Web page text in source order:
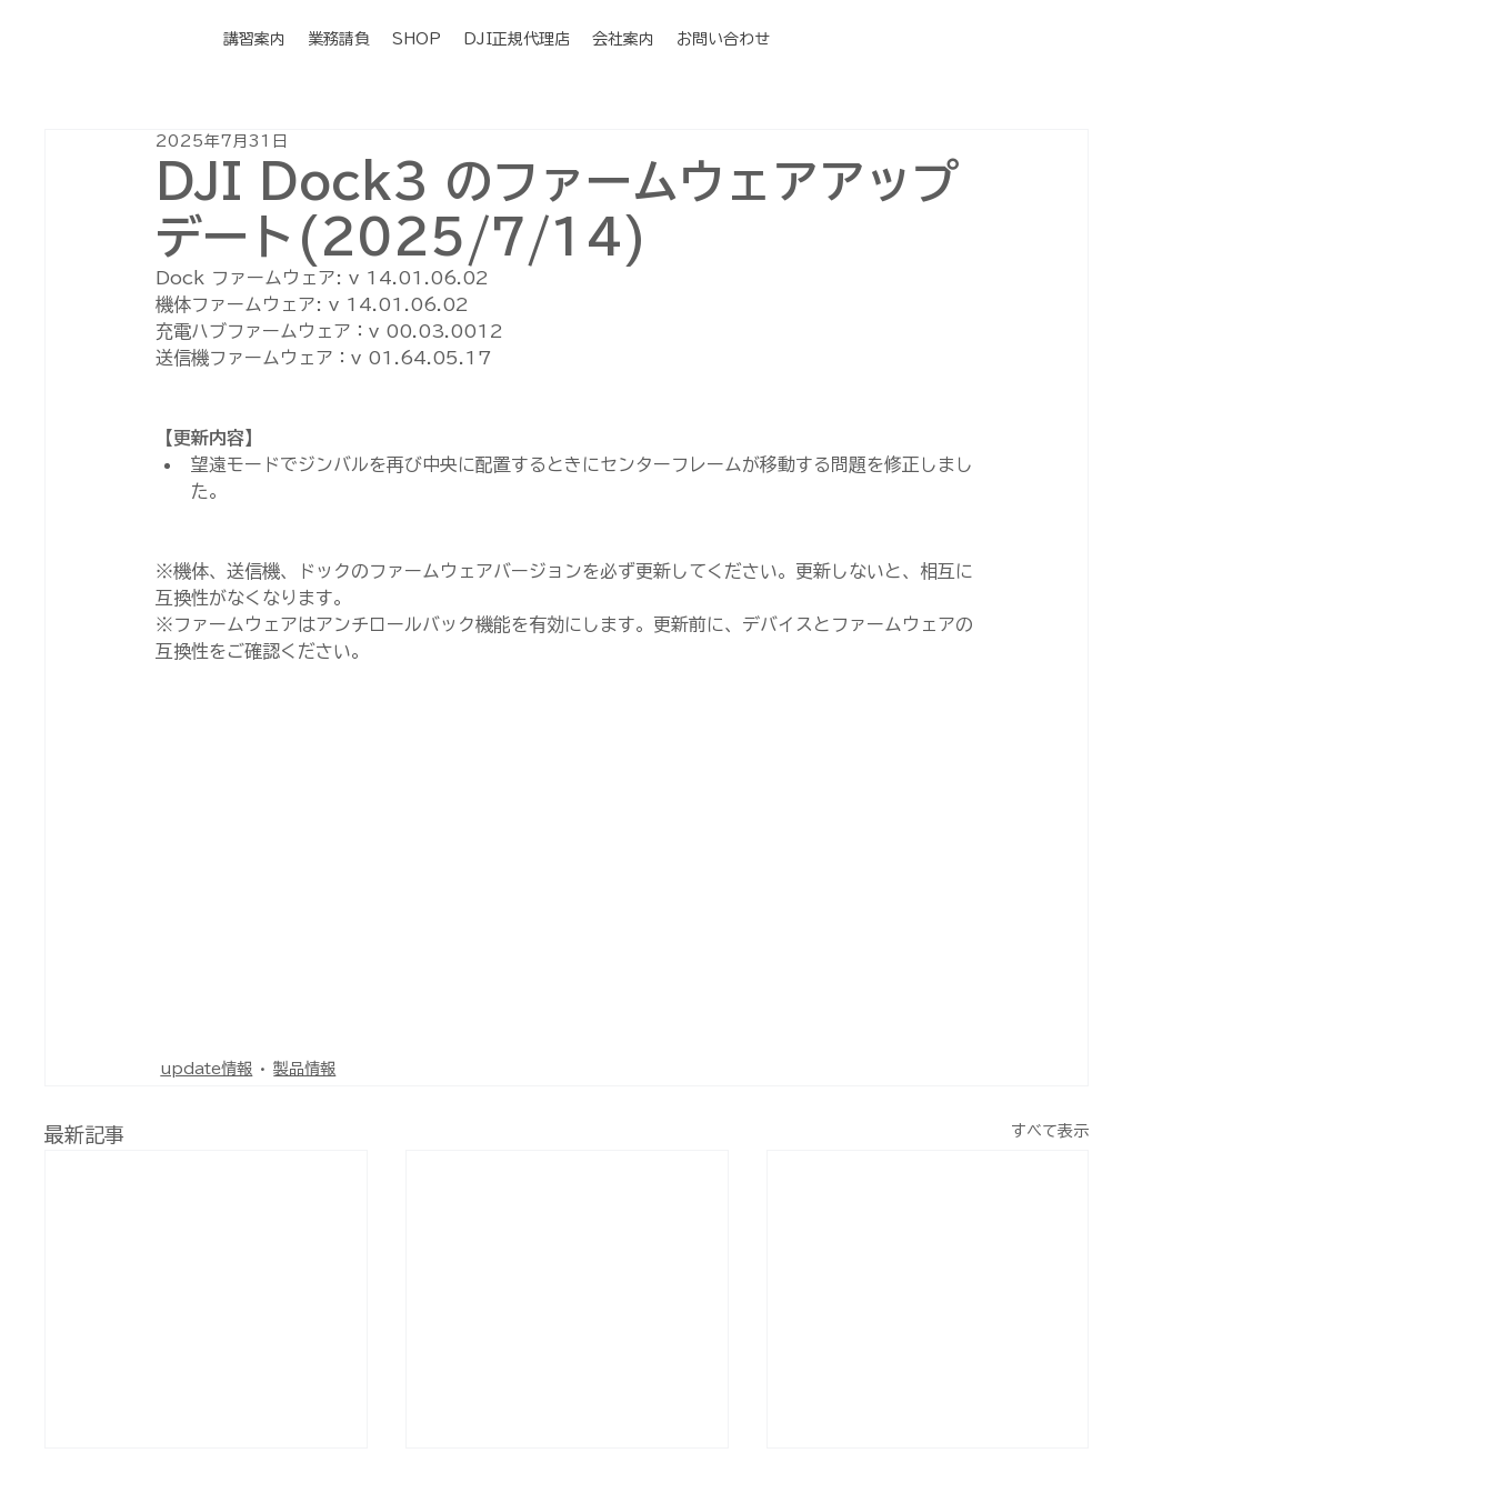
講習案内 業務請負 SHOP DJI正規代理店 会社案内 お問い合わせ
DJI Dock3 のファームウェアアップ
デート(2025/7/14)
2025年7月31日
Dock ファームウェア: v 14.01.06.02
機体ファームウェア: v 14.01.06.02
充電ハブファームウェア：v 00.03.0012
送信機ファームウェア：v 01.64.05.17
【更新内容】
望遠モードでジンバルを再び中央に配置するときにセンターフレームが移動する問題を修正しまし
た。
※機体、送信機、ドックのファームウェアバージョンを必ず更新してください。更新しないと、相互に
互換性がなくなります。
※ファームウェアはアンチロールバック機能を有効にします。更新前に、デバイスとファームウェアの
互換性をご確認ください。
update情報 製品情報
最新記事 すべて表示